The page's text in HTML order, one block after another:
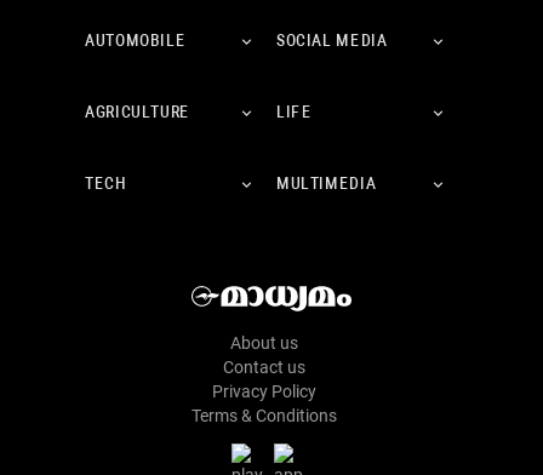
AUTOMOBILE SOCIAL MEDIA
AGRICULTURE LIFE
TECH MULTIMEDIA
About us
Contact us
Privacy Policy
Terms & Conditions